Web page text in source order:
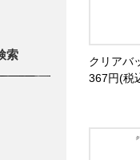
クリア
367円(税
索